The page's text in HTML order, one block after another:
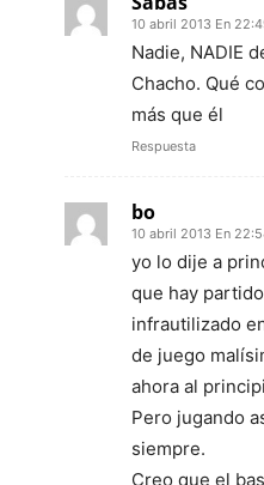
10 abril 2013 En
Nadie, NADIE
Chacho. Qué
más que él
Respuesta
bo
10 abril 2013 En
yo lo dije a
que hay
infrautilizado
de juego
ahora al
Pero jugando
siempre.
Creo que el